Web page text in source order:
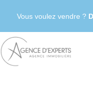
Vous voulez vendre ?